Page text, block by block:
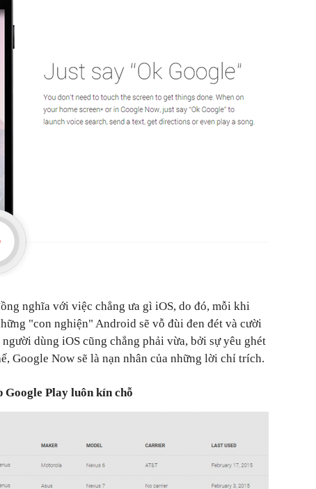
nghĩa với việc chẳng ưa gì iOS, do đó, mỗi khi
"con nghiện" Android sẽ vỗ đùi đen đét và cười
dùng iOS cũng chẳng phải vừa, bởi sự yêu ghét
Google Now sẽ là nạn nhân của những lời chỉ trích.
Google Play luôn kín chỗ